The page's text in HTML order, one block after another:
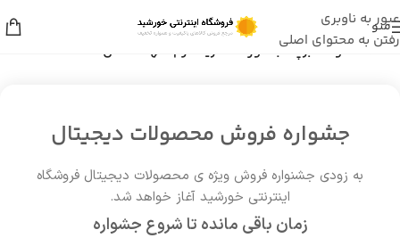
عبور به ناوبری
رفتن به محتوای اصلی
منو
خانه/ محصولات برچسب خورده “خرید کرم شهد العسل”
جشواره فروش محصولات دیجیتال
به زودی جشنواره فروش ویژه ی محصولات دیجیتال فروشگاه
اینترنتی خورشید آغاز خواهد شد.
زمان باقی مانده تا شروع جشواره